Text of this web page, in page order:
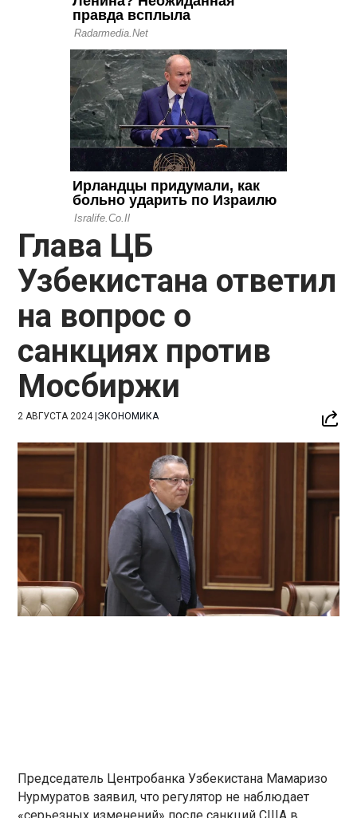
Глава ЦБ
Узбекистана ответил
на вопрос о
санкциях против
Мосбиржи
2 АВГУСТА 2024|ЭКОНОМИКА
Председатель Центробанка Узбекистана Мамаризо
Нурмуратов заявил, что регулятор не наблюдает